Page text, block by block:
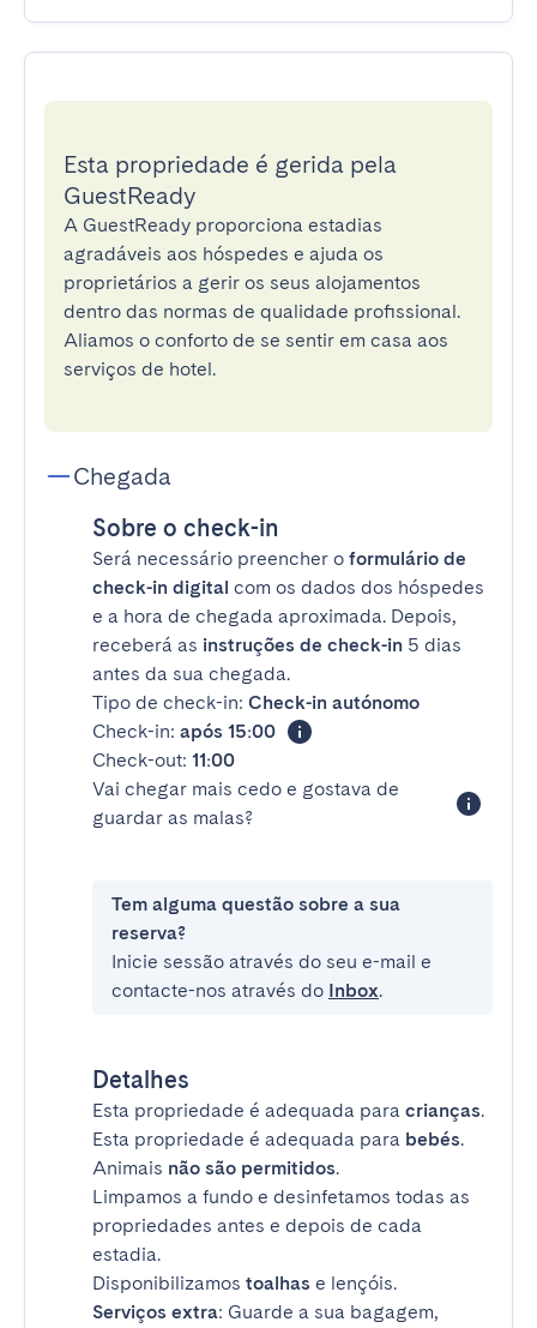
Esta propriedade é gerida pela
GuestReady
A GuestReady proporciona estadias
agradáveis aos hóspedes e ajuda os
proprietários a gerir os seus alojamentos
dentro das normas de qualidade profissional.
Aliamos o conforto de se sentir em casa aos
serviços de hotel.
Chegada
Sobre o check-in
Será necessário preencher o formulário de
check-in digital com os dados dos hóspedes
e a hora de chegada aproximada. Depois,
receberá as instruções de check-in 5 dias
antes da sua chegada.
Tipo de check-in: Check-in autónomo
Check-in: após 15:00
Check-out: 11:00
Vai chegar mais cedo e gostava de
guardar as malas?
Tem alguma questão sobre a sua
reserva?
Inicie sessão através do seu e-mail e
contacte-nos através do Inbox.
Detalhes
Esta propriedade é adequada para crianças.
Esta propriedade é adequada para bebés.
Animais não são permitidos.
Limpamos a fundo e desinfetamos todas as
propriedades antes e depois de cada
estadia.
Disponibilizamos toalhas e lençóis.
Serviços extra: Guarde a sua bagagem,